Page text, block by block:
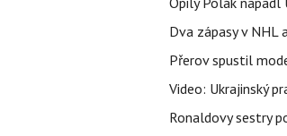
Dva zápasy v NHL
Přerov spustil
Video: Ukrajinský
Ronaldovy sestry